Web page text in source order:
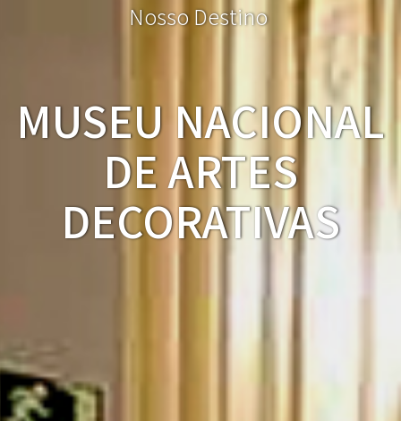
Nosso Destino
MUSEU NACIONAL
DE ARTES
DECORATIVAS